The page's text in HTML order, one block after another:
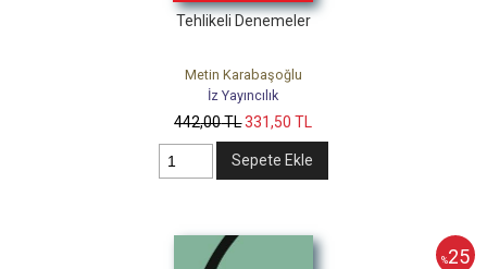
Tehlikeli Denemeler
Metin Karabaşoğlu
İz Yayıncılık
442,00TL331,50 TL
Sepete Ekle
%25